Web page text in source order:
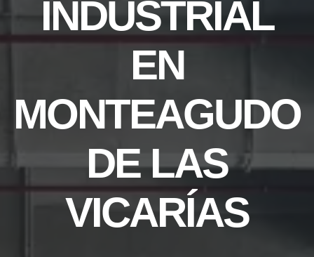
INDUSTRIAL
EN
MONTEAGUDO
DE LAS
VICARÍAS